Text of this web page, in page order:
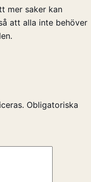
mer saker kan
att alla inte behöver
Obligatoriska